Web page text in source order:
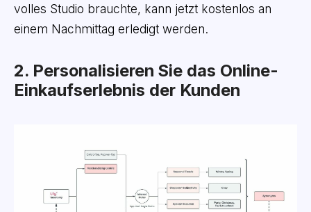
volles Studio brauchte, kann jetzt kostenlos an
einem Nachmittag erledigt werden.
2. Personalisieren Sie das Online-
Einkaufserlebnis der Kunden